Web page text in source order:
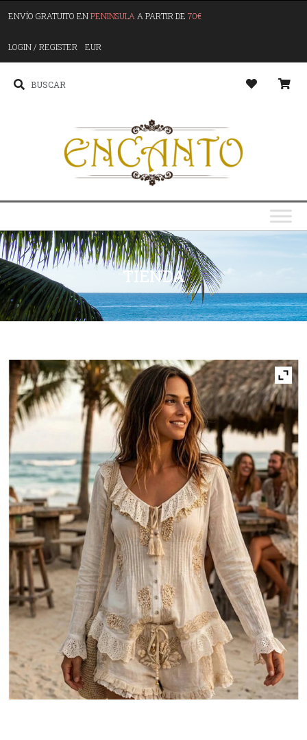
ENVÍO GRATUITO ENPENINSULA A PARTIR DE 70€
LOGIN / REGISTER EUR
TIENDA